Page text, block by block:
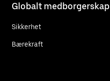
Globalt medborgerskap
Sikkerhet
Bærekraft